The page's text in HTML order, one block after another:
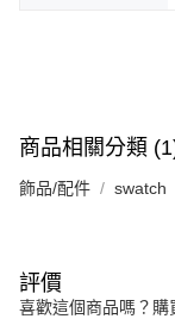
商品相關分類
飾品/配件 swatch
評價
喜歡這個商品嗎？